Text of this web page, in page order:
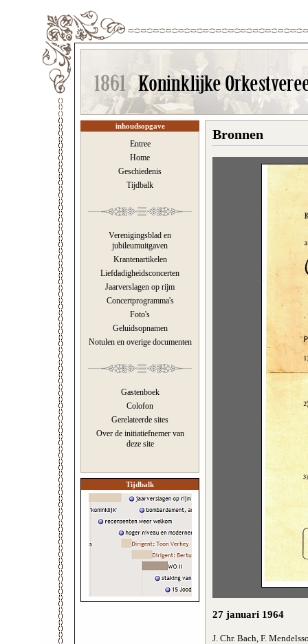
inhoudsopgave
Entree
Home
Geschiedenis
Tijdbalk
Verenigingsblad en
jubileumuitgaven
Krantenartikelen
Liefdadigheidsconcerten
Jaarverslagen op rijm
Concertprogramma's
Foto's
Geluidsopnamen
Notulen en overige documenten
Gastenboek
Colofon
Gerelateerde sites
Over de initiatiefnemer van
deze site
Tijdbalk
Bronnen
27 januari 1964
J. Chr. Bach, F.